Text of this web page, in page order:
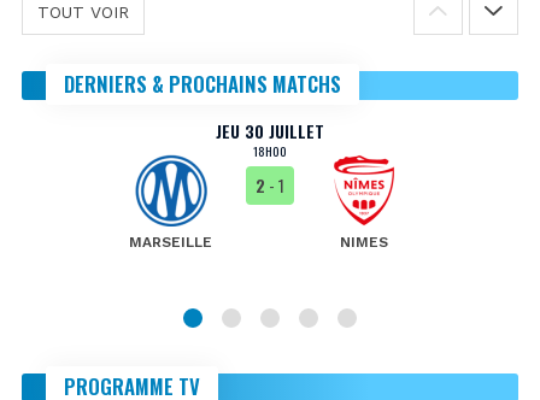
TOUT VOIR
DERNIERS & PROCHAINS MATCHS
JEU 30 JUILLET
18H00
MARSEILLE
2 - 1
NIMES
PROGRAMME TV